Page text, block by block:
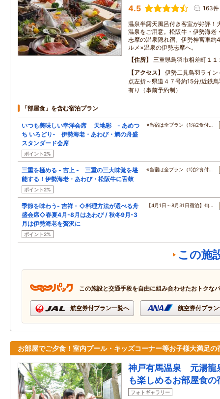
4.5 163件
温泉半露天風呂付き客室が好評！
温泉をご用意。松阪牛・伊勢海老
志摩の温泉隠れ宿。伊勢神宮車
ルメ×温泉の伊勢志摩へ。
住所
三重県鳥羽市相差町１１
アクセス
伊勢二見鳥羽ライ
点左折～県道４７号約15分/近鉄
有り（事前予約制）
「部屋食」を含む宿泊プラン
いつも美味しい幸洋会席 天地彩 - あめつ
ち いろどり- 伊勢海老・あわび・鯛の舟盛
スタンダード会席
ポイント2%
※当宿は全プラン（1泊2食付…
三重を極める - 吉上 - 三重の三大味覚を堪
能する！伊勢海老・あわび・松阪牛に舌鼓
ポイント2%
※当宿は全プラン（1泊2食付…
季節を味わう- 吉祥 - ◇料理方法が選べる舟
盛会席◇春夏4月-8月はあわび / 秋冬9月-3
月は伊勢海老を贅沢に
ポイント2%
【4月1日～8月31日宿泊】旬…
この施
この施設と交通手段を自由に組み合わせたおトクな
航空券付プラン一覧へ 航空券付プラ
お部屋でご夕食！室内プール・キッズコーナー等お子様大満足の
神戸有馬温泉 元湯
も楽しめるお部屋食の
フォトギャラリー